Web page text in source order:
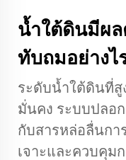
น้ำใต้ดินมีผล
ทับถมอย่างไ
ระดับน้ำใต้ดินที่สู
มั่นคง ระบบปลอ
กับสารหล่อลื่นกา
เจาะและควบคุม